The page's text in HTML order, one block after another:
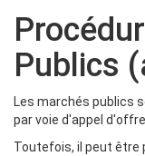
Publics
Les marchés publics
par voie d'appel
Toutefois, il peut être